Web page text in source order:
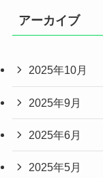
アーカイブ
2025年10月
2025年9月
2025年6月
2025年5月